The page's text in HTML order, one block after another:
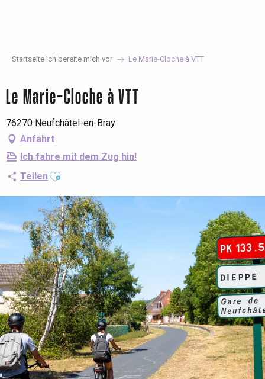
Startseite Ich bereite mich vor Le Marie-Cloche à VTT
Le Marie-Cloche à VTT
76270 Neufchâtel-en-Bray
Anfahrt
Ich fahre mit dem Zug hin!
TeilenAjouter aux favoris